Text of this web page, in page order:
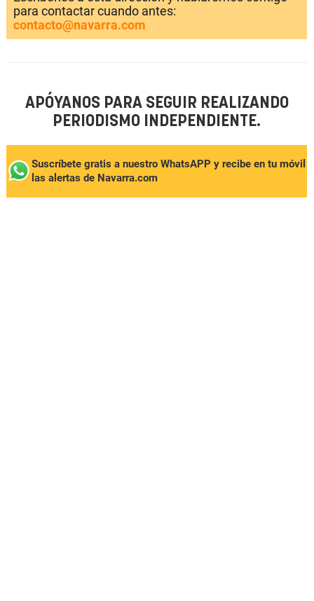
para contactar cuando antes:
contacto@navarra.com
APÓYANOS PARA SEGUIR REALIZANDO
PERIODISMO INDEPENDIENTE.
Suscríbete gratis a nuestro WhatsAPP y recibe en tu móvil
las alertas de Navarra.com